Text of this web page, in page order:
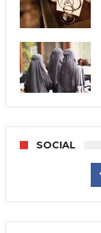
SOCIAL